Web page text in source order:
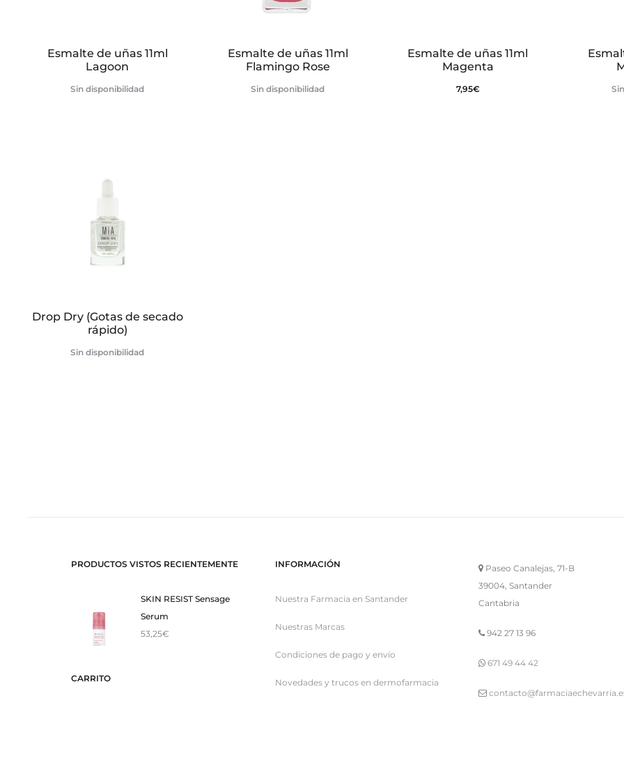
Esmalte de uñas 11ml
Lagoon
Sin disponibilidad
Esmalte de uñas 11ml
Flamingo Rose
Sin disponibilidad
Esmalte de uñas 11ml
Magenta
7,95€
Drop Dry (Gotas de secado
rápido)
Sin disponibilidad
PRODUCTOS VISTOS RECIENTEMENTE
SKIN RESIST Sensage
Serum
53,25€
CARRITO
INFORMACIÓN
Nuestra Farmacia en Santander
Nuestras Marcas
Condiciones de pago y envío
Novedades y trucos en dermofarmacia
Paseo Canalejas, 71-B
39004, Santander
Cantabria
942 27 13 96
671 49 44 42